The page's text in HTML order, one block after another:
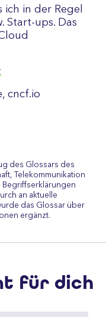
ich in der Regel
Start-ups. Das
cncf.io
des Glossars des
Telekommunikation
Begriffserklärungen
an aktuelle
das Glossar über
ergänzt.
für dich